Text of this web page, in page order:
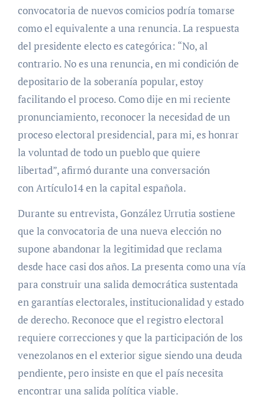
convocatoria de nuevos comicios podría tomarse
como el equivalente a una renuncia. La respuesta
del presidente electo es categórica: “No, al
contrario. No es una renuncia, en mi condición de
depositario de la soberanía popular, estoy
facilitando el proceso. Como dije en mi reciente
pronunciamiento, reconocer la necesidad de un
proceso electoral presidencial, para mi, es honrar
la voluntad de todo un pueblo que quiere
libertad”, afirmó durante una conversación
con Artículo14 en la capital española.
Durante su entrevista, González Urrutia sostiene
que la convocatoria de una nueva elección no
supone abandonar la legitimidad que reclama
desde hace casi dos años. La presenta como una vía
para construir una salida democrática sustentada
en garantías electorales, institucionalidad y estado
de derecho. Reconoce que el registro electoral
requiere correcciones y que la participación de los
venezolanos en el exterior sigue siendo una deuda
pendiente, pero insiste en que el país necesita
encontrar una salida política viable.